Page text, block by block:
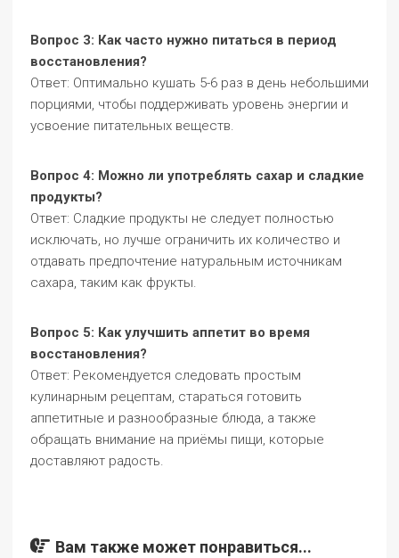
Вопрос 3: Как часто нужно питаться в период
восстановления?
Ответ: Оптимально кушать 5-6 раз в день небольшими
порциями, чтобы поддерживать уровень энергии и
усвоение питательных веществ.
Вопрос 4: Можно ли употреблять сахар и сладкие
продукты?
Ответ: Сладкие продукты не следует полностью
исключать, но лучше ограничить их количество и
отдавать предпочтение натуральным источникам
сахара, таким как фрукты.
Вопрос 5: Как улучшить аппетит во время
восстановления?
Ответ: Рекомендуется следовать простым
кулинарным рецептам, стараться готовить
аппетитные и разнообразные блюда, а также
обращать внимание на приёмы пищи, которые
доставляют радость.
Вам также может понравиться...